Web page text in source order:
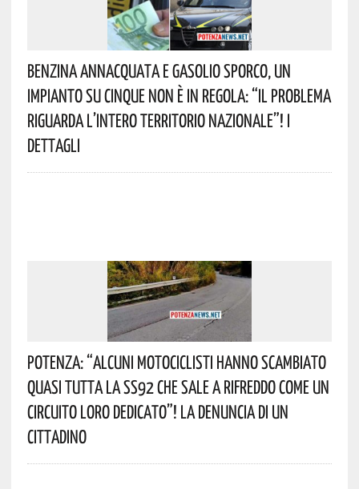
Benzina Annacquata E Gasolio Sporco, Un
Impianto Su Cinque Non È In Regola: “il Problema
Riguarda L’intero Territorio Nazionale”! I
Dettagli
Potenza: “alcuni Motociclisti Hanno Scambiato
Quasi Tutta La SS92 Che Sale A Rifreddo Come Un
Circuito Loro Dedicato”! La Denuncia Di Un
Cittadino